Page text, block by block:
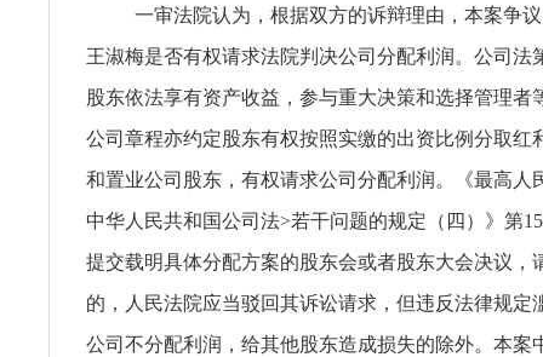
一审法院认为，根据双方的诉辩理由，本案争
王淑梅是否有权请求法院判决公司分配利润。公司法
股东依法享有资产收益，参与重大决策和选择管理者
公司章程亦约定股东有权按照实缴的出资比例分取红
和置业公司股东，有权请求公司分配利润。《最高人
中华人民共和国公司法>若干问题的规定（四）》第
提交载明具体分配方案的股东会或者股东大会决议，
的，人民法院应当驳回其诉讼请求，但违反法律规定
公司不分配利润，给其他股东造成损失的除外。本案